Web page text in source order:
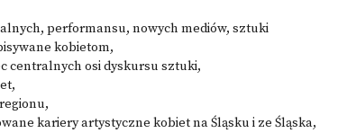
performansu, nowych mediów, sztuki
kobietom,
centralnych osi dyskursu sztuki,
kariery artystyczne kobiet na Śląsku i ze Śląska,